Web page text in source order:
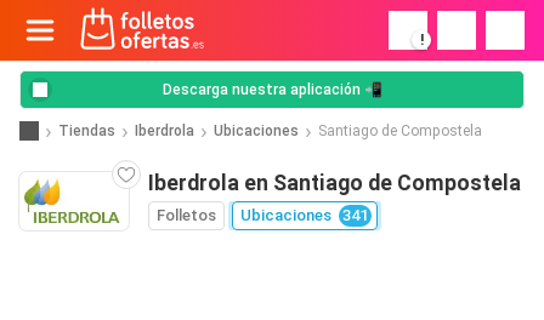
!
Descarga nuestra aplicación 📲
Tiendas Iberdrola Ubicaciones Santiago de Compostela
Iberdrola en Santiago de Compostela
Folletos Ubicaciones 341